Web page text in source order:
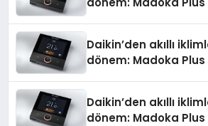
Daikin’den akıllı
dönem: Madoka Plus
Daikin’den akıllı
dönem: Madoka Plus